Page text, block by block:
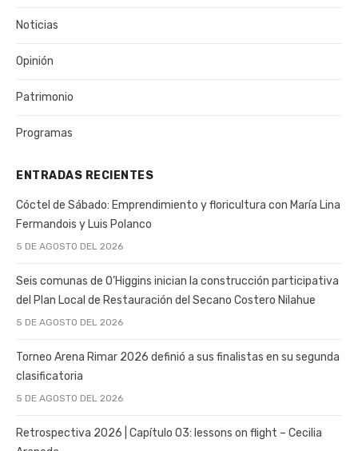
Noticias
Opinión
Patrimonio
Programas
ENTRADAS RECIENTES
Cóctel de Sábado: Emprendimiento y floricultura con María Lina
Fermandois y Luis Polanco
5 DE AGOSTO DEL 2026
Seis comunas de O’Higgins inician la construcción participativa
del Plan Local de Restauración del Secano Costero Nilahue
5 DE AGOSTO DEL 2026
Torneo Arena Rimar 2026 definió a sus finalistas en su segunda
clasificatoria
5 DE AGOSTO DEL 2026
Retrospectiva 2026 | Capítulo 03: lessons on flight – Cecilia